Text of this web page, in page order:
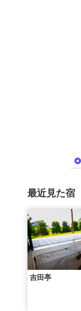
最近見た宿
吉田亭